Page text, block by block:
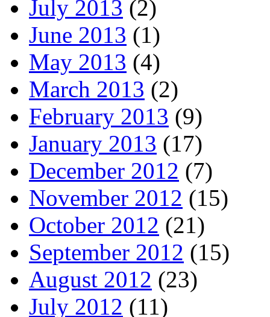
July 2013 (2)
June 2013 (1)
May 2013 (4)
March 2013 (2)
February 2013 (9)
January 2013 (17)
December 2012 (7)
November 2012 (15)
October 2012 (21)
September 2012 (15)
August 2012 (23)
July 2012 (11)